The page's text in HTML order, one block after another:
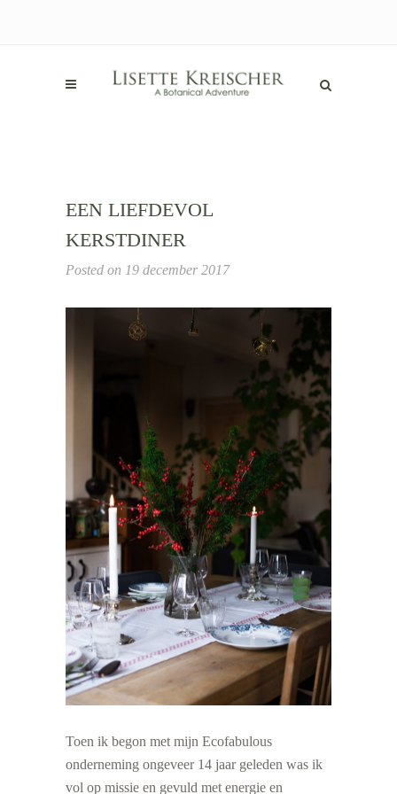
EEN LIEFDEVOL
KERSTDINER
Posted on 19 december 2017
Toen ik begon met mijn Ecofabulous
onderneming ongeveer 14 jaar geleden was ik
vol op missie en gevuld met energie en